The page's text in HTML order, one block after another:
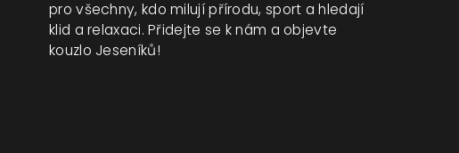
pro všechny, kdo milují přírodu, sport a hledají
klid a relaxaci. Přidejte se k nám a objevte
kouzlo Jeseníků!